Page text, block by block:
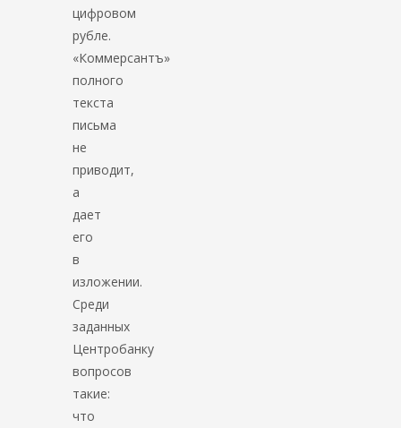
цифровом
рубле.
«Коммерсантъ»
полного
текста
письма
не
приводит,
а
дает
его
в
изложении.
Среди
заданных
Центробанку
вопросов
такие:
что